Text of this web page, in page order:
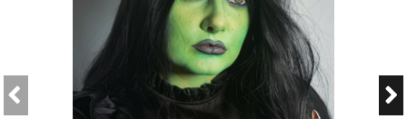
Lentilles Marron pour Cosplay
Utilisées pour les personnages de télévision, de cinéma et de
bandes dessinées, les lentilles marron sont un choix populaire
pour les cosplayers. De nombreux personnages de la culture
populaire étant décrits comme ayant les yeux marron, vous